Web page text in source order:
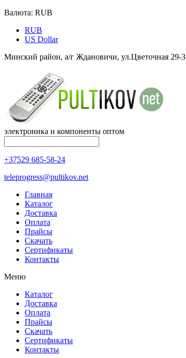
Валюта: RUB
RUB
US Dollar
Минский район, а/г Ждановичи, ул.Цветочная 29-3
электроника и компоненты оптом
+37529 685-58-24
teleprogress@pultikov.net
Главная
Каталог
Доставка
Оплата
Прайсы
Cкачать
Сертификаты
Контакты
Меню
Каталог
Доставка
Оплата
Прайсы
Cкачать
Сертификаты
Контакты